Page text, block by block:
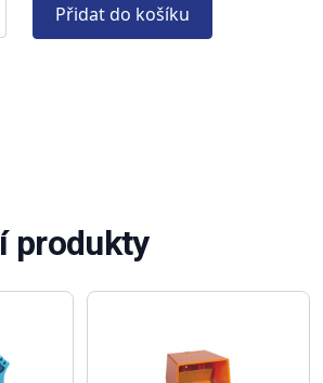
Přidat do košíku
produkty